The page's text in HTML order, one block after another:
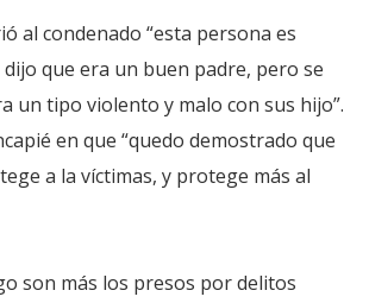
al condenado “esta persona es
que era un buen padre, pero se
un tipo violento y malo con sus hijo”.
en que “quedo demostrado que
a la víctimas, y protege más al
son más los presos por delitos